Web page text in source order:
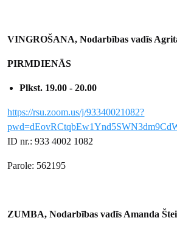
VINGROŠANA, Nodarbības vadīs
PIRMDIENĀS
Plkst. 19.00 - 20.00
https://rsu.zoom.us/j/93340021082?
ID nr.: 933 4002 1082
Parole: 562195
ZUMBA, Nodarbības vadīs Amanda